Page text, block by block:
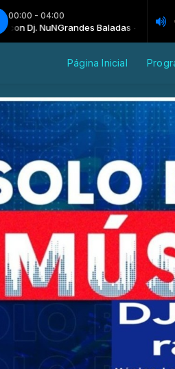
00:00 - 04:00
Dj. NuNGrandes Baladas - Madrugada
Gian Franco Pagliaro - Te amo
Página Inicial